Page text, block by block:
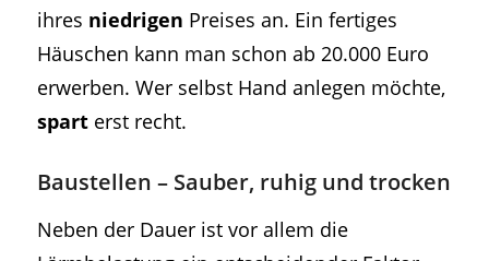
ihres niedrigen Preises an. Ein fertiges
Häuschen kann man schon ab 20.000 Euro
erwerben. Wer selbst Hand anlegen möchte,
sparterst recht.
Baustellen – Sauber, ruhig und trocken
Neben der Dauer ist vor allem die